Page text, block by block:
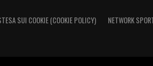
SUI COOKIE (COOKIE POLICY) NETWORK